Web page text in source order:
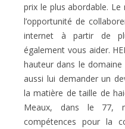
prix le plus abordable.
l’opportunité de
internet à partir de
également vous aider.
hauteur dans le
aussi lui demander un
la matière de taille de
Meaux, dans le 77,
compétences pour la